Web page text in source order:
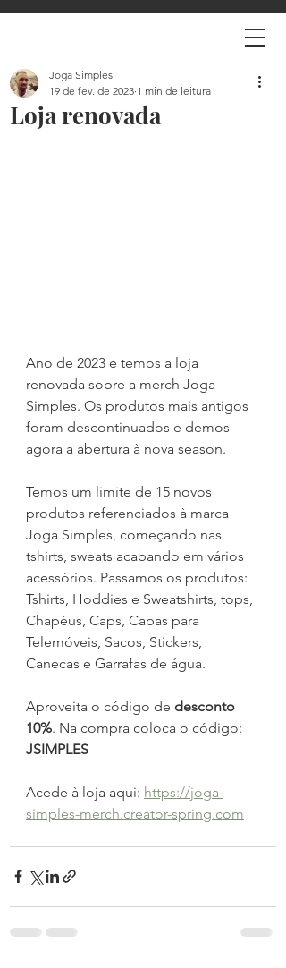
Loja renovada
Joga Simples
19 de fev. de 2023 1 min de leitura
Ano de 2023 e temos a loja
renovada sobre a merch Joga
Simples. Os produtos mais antigos
foram descontinuados e demos
agora a abertura à nova season.
Temos um limite de 15 novos
produtos referenciados à marca
Joga Simples, começando nas
tshirts, sweats acabando em vários
acessórios. Passamos os produtos:
Tshirts, Hoddies e Sweatshirts, tops,
Chapéus, Caps, Capas para
Telemóveis, Sacos, Stickers,
Canecas e Garrafas de água.
Aproveita o código de desconto
10%. Na compra coloca o código:
JSIMPLES
Acede à loja aqui: https://joga-
simples-merch.creator-spring.com